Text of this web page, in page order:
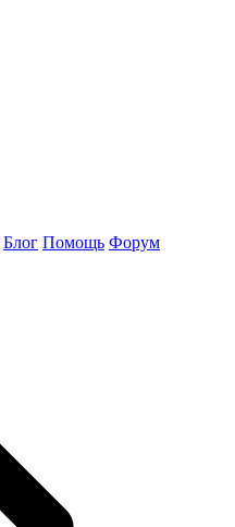
Блог Помощь Форум